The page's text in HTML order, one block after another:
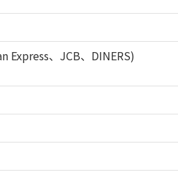
Express、JCB、DINERS)